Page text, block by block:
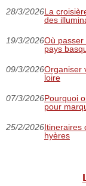
28/3/2026La
des
19/3/2026Où passer
pays
09/3/2026Organiser
loire
07/3/2026Pourquoi
pour
25/2/2026Itineraires
hyères